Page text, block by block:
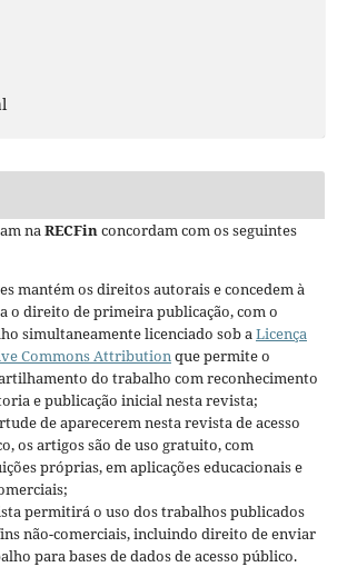
naRECFinconcordam com os seguintes
mantém os direitos autorais e concedem à
o direito de primeira publicação, com o
simultaneamente licenciado sob aLicença
Commons Attributionque permite o
do trabalho com reconhecimento
e publicação inicial nesta revista;
de aparecerem nesta revista de acesso
os artigos são de uso gratuito, com
próprias, em aplicações educacionais e
permitirá o uso dos trabalhos publicados
não-comerciais, incluindo direito de enviar
para bases de dados de acesso público.